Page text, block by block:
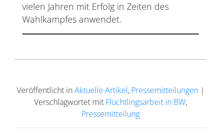
vielen Jahren mit Erfolg in Zeiten des
Wahlkampfes anwendet.
Veröffentlicht inAktuelle Artikel, Pressemitteilungen|
Verschlagwortet mit Flüchtlingsarbeit in BW,
Pressemitteilung